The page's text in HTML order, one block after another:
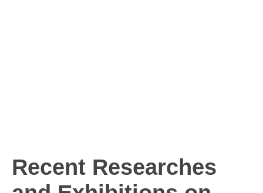
Recent Researches